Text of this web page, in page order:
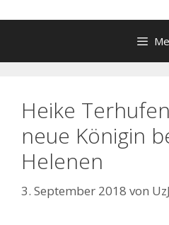
Heike
neue Königin
Helenen
3. September 2018 von